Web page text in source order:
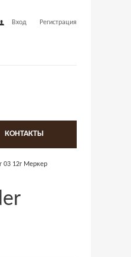
Вход Регистрация
КОНТАКТЫ
03 12г Меркер